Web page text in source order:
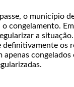
o município
congelamento.
a
definitivamente os
apenas